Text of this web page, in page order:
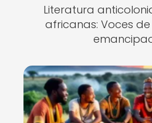
Literatura
africanas: Voces